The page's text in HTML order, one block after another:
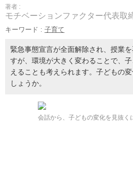
著者 :
モチベーションファクター代表取
キーワード : 子育て
緊急事態宣言が全面解除され、授業
すが、環境が大きく変わることで、
えることも考えられます。子どもの
しょうか。
会話から、子どもの変化を見抜く